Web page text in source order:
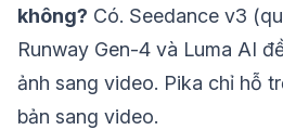
không? Có. Seedance v3
Runway Gen-4 và Luma AI
ảnh sang video. Pika chỉ hỗ
bản sang video.